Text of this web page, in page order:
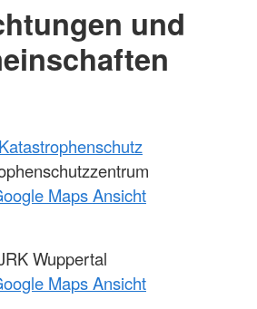
und
Maps Ansicht
Wuppertal
Maps Ansicht